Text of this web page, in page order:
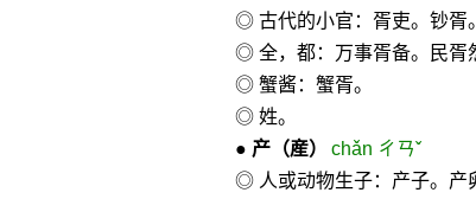
◎ 古代的小官：胥吏。钞胥。
◎ 全，都：万事胥备。民胥
◎ 蟹酱：蟹胥。
◎ 姓。
● 产（産）
chǎn ㄔㄢˇ
◎ 人或动物生子：产子。产